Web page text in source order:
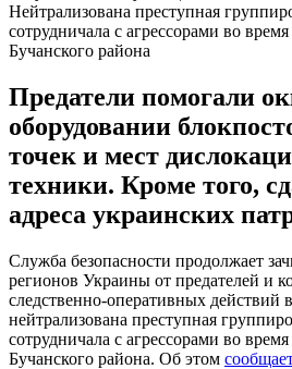
Нейтрализована преступная
сотрудничала с агрессорами во
Бучанского района
Предатели помогали
оборудовании
точек и мест
техники. Кроме того,
адреса украинских
Служба безопасности продолжает
регионов Украины от предателей и
следственно-оперативных действий
нейтрализована преступная
сотрудничала с агрессорами во
Бучанского района. Об этом